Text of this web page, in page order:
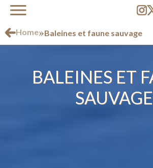
Home»Baleines et faune sauvage
BALEINES ET
SAUVAGE